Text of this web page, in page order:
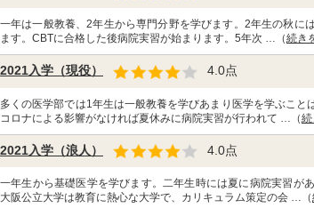
一年は一般教養、2年生から専門分野を学びます。2年生の秋に
ます。CBTに合格した後病院実習が始まります。5年次 …（続き
2021入学（現役） 4.0点
多くの医学部では1年生は一般教養を学びあまり医学を学ぶこと
コロナによる影響がなければ夏休みに病院実習が行われて …（続
2021入学（浪人） 4.0点
一年生から基礎医学を学びます。二年生時には夏に病院実習が
大阪公立大学は教育に熱心な大学で、カリキュラム策定の会 …（